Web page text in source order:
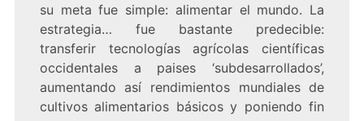
su meta fue simple: alimentar el mundo. La
estrategia… fue bastante predecible:
transferir tecnologías agrícolas científicas
occidentales a paises ‘subdesarrollados’,
aumentando así rendimientos mundiales de
cultivos alimentarios básicos y poniendo fin